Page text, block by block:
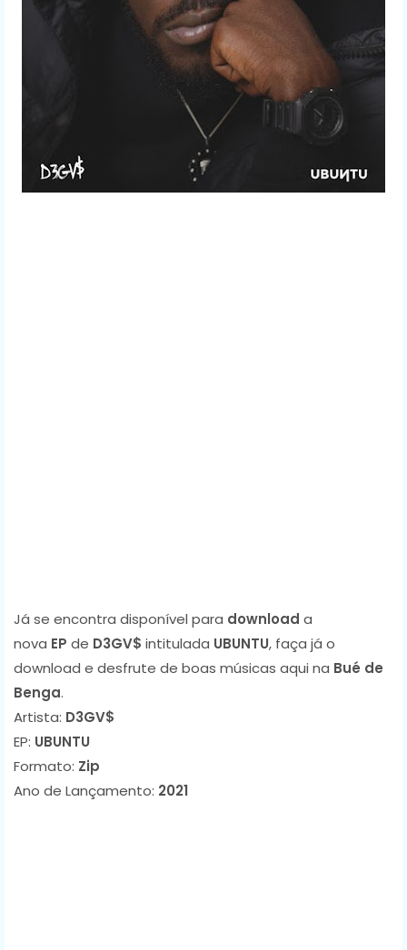
Já se encontra disponível para download a
nova EP de D3GV$ intitulada UBUNTU, faça já o
download e desfrute de boas músicas aqui na Bué de
Benga.
Artista: D3GV$
EP: UBUNTU
Formato: Zip
Ano de Lançamento: 2021